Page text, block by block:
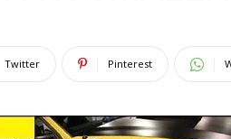
Twitter Pinterest